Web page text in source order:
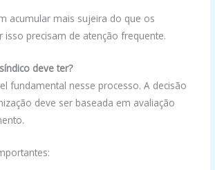
acumular mais sujeira do que os
isso precisam de atenção frequente.
deve ter?
fundamental nesse processo. A decisão
deve ser baseada em avaliação